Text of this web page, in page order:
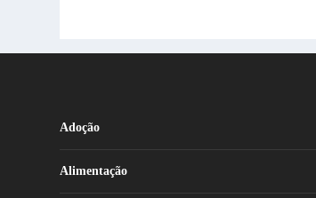
Adoção
Alimentação